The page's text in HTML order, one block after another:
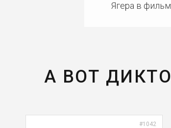
Ягера в
А ВОТ
#1042